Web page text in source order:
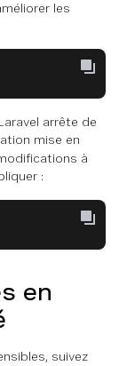
les
arrête de
mise en
à
:
en
suivez